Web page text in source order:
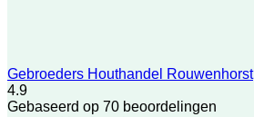
Gebroeders Houthandel Rouwenhorst
4.9
Gebaseerd op 70 beoordelingen